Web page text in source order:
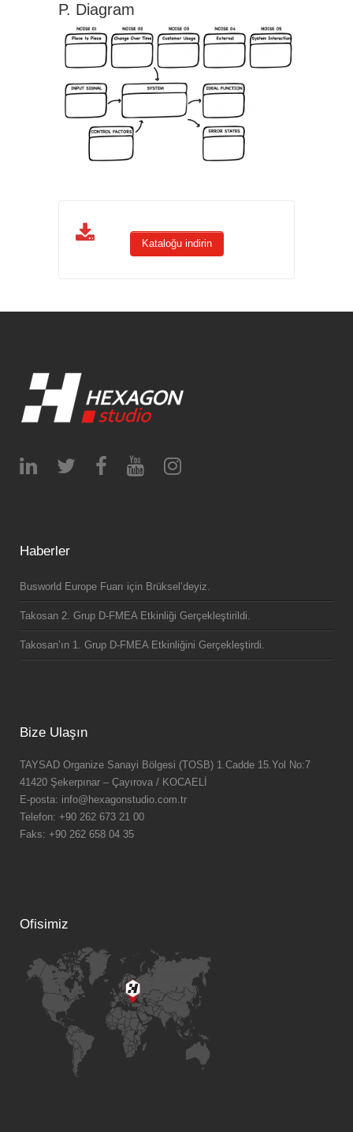
P. Diagram
Kataloğu indirin
Haberler
Busworld Europe Fuarı için Brüksel’deyiz.
Takosan 2. Grup D-FMEA Etkinliği Gerçekleştirildi.
Takosan’ın 1. Grup D-FMEA Etkinliğini Gerçekleştirdi.
Bize Ulaşın
TAYSAD Organize Sanayi Bölgesi (TOSB) 1.Cadde 15.Yol No:7
41420 Şekerpınar – Çayırova / KOCAELİ
E-posta: info@hexagonstudio.com.tr
Telefon: +90 262 673 21 00
Faks: +90 262 658 04 35
Ofisimiz